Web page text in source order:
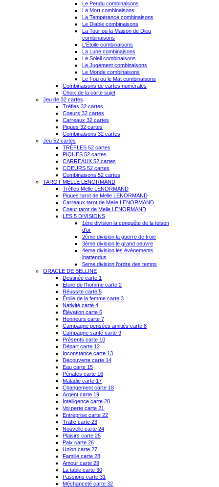
Le Pendu combinaisons
La Mort combinaisons
La Tempérance combinaisons
Le Diable combinaisons
La Tour ou la Maison de Dieu
combinaisons
L'Étoile combinaisons
La Lune combinaisons
Le Soleil combinaisons
Le Jugement combinaisons
Le Monde combinaisons
Le Fou ou le Mat combinaisons
Combinaisons de cartes numérales
Choix de la carte sujet
Jeu de 32 cartes
Trèfles 32 cartes
Coeurs 32 cartes
Carreaux 32 cartes
Piques 32 cartes
Combinaisons 32 cartes
Jeu 52 cartes
TRÈFLES 52 cartes
PIQUES 52 cartes
CARREAUX 52 cartes
COEURS 52 cartes
Combinaisons 52 cartes
TAROT MELLE LENORMAND
Trèfles Melle LENORMAND
Piques tarot de Melle LENORMAND
Carreaux tarot de Melle LENORMAND
Coeur tarot de Melle LENORMAND
LES 5 DIVISIONS
1ère division la conquête de la toison
d'or
2ème division la guerre de troie
3ème division le grand oeuvre
4eme division les événements
inattendus
5eme division l'ordre des temps
ORACLE DE BELLINE
Destinée carte 1
Étoile de l'homme carte 2
Réussite carte 5
Étoile de la femme carte 3
Nativité carte 4
Élévation carte 6
Honneurs carte 7
Campagne pensées amitiés carte 8
Campagne santé carte 9
Présents carte 10
Départ carte 12
Inconstance carte 13
Découverte carte 14
Eau carte 15
Pénates carte 16
Maladie carte 17
Changement carte 18
Argent carte 19
Intelligence carte 20
Vol perte carte 21
Entreprise carte 22
Trafic carte 23
Nouvelle carte 24
Plaisirs carte 25
Paix carte 26
Union carte 27
Famille carte 28
Amour carte 29
La table carte 30
Passions carte 31
Méchanceté carte 32